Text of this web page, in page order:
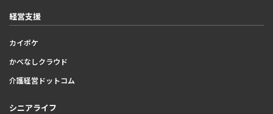
経営支援
カイポケ
かべなしクラウド
介護経営ドットコム
シニアライフ